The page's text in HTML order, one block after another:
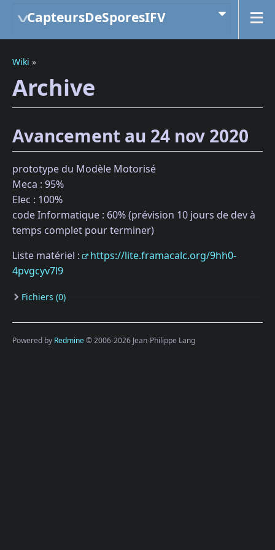
CapteursDeSporesIFV
Wiki »
Archive
Avancement au 24 nov 2020
prototype du Modèle Motorisé
Meca : 95%
Elec : 100%
code Informatique : 60% (prévision 10 jours de dev à
temps complet pour terminer)
Liste matériel :
https://lite.framacalc.org/9hh0-
4pvgcyv7l9
Fichiers (0)
Powered by Redmine© 2006-2026 Jean-Philippe Lang